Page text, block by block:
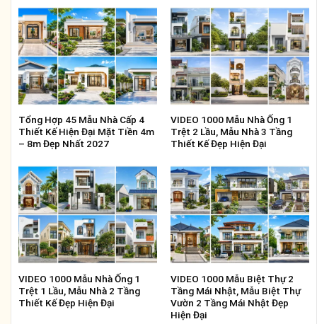
Tổng Hợp 45 Mẫu Nhà Cấp 4
Thiết Kế Hiện Đại Mặt Tiền 4m
– 8m Đẹp Nhất 2027
VIDEO 1000 Mẫu Nhà Ống 1
Trệt 2 Lầu, Mẫu Nhà 3 Tầng
Thiết Kế Đẹp Hiện Đại
VIDEO 1000 Mẫu Nhà Ống 1
Trệt 1 Lầu, Mẫu Nhà 2 Tầng
Thiết Kế Đẹp Hiện Đại
VIDEO 1000 Mẫu Biệt Thự 2
Tầng Mái Nhật, Mẫu Biệt Thự
Vườn 2 Tầng Mái Nhật Đẹp
Hiện Đại